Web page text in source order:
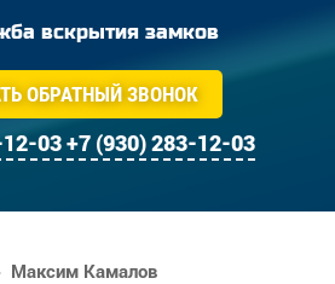
Максим Камалов
вскрытия замков
ОБРАТНЫЙ ЗВОНОК
03+7 (930) 283-12-03